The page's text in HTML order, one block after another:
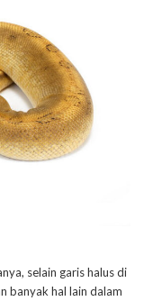
selain garis halus di
banyak hal lain dalam